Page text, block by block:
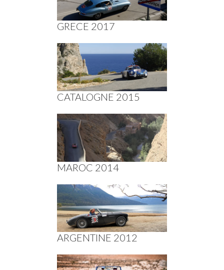
GRECE 2017
CATALOGNE 2015
MAROC 2014
ARGENTINE 2012